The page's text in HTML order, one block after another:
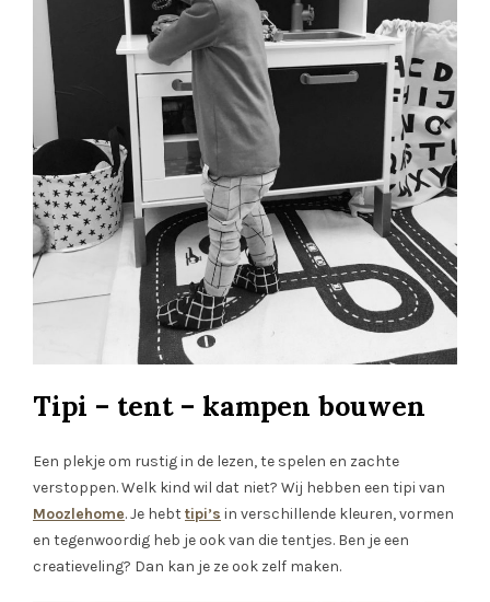
Tipi – tent – kampen bouwen
Een plekje om rustig in de lezen, te spelen en zachte
verstoppen. Welk kind wil dat niet? Wij hebben een tipi van
Moozlehome. Je hebttipi’s in verschillende kleuren, vormen
en tegenwoordig heb je ook van die tentjes. Ben je een
creatieveling? Dan kan je ze ook zelf maken.